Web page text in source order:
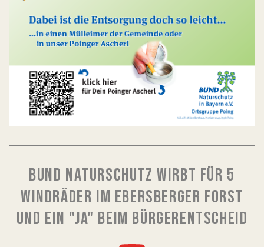
BUND NATURSCHUTZ WIRBT FÜR 5
WINDRÄDER IM EBERSBERGER FORST
UND EIN "JA" BEIM BÜRGERENTSCHEID